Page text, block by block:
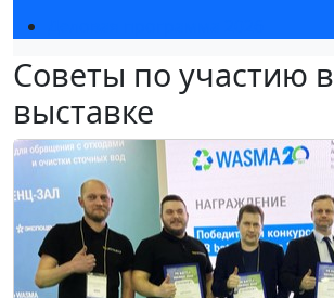
Советы по участию в
выставке